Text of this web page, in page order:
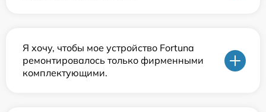
Я хочу, чтобы мое устройство Fortuna
ремонтировалось только фирменными
комплектующими.